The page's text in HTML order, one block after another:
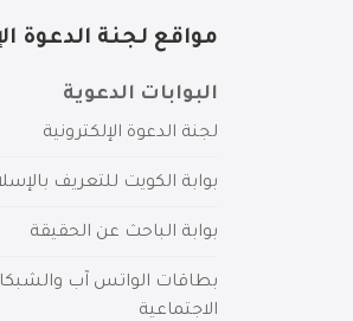
مواقع لجنة الدعوة
البوابات الدعوية
لجنة الدعوة الإلكترونية
بوابة الكويت للتعريف
بوابة الباحث عن الحقيقة
بطاقات الواتس آب
الاجتماعية